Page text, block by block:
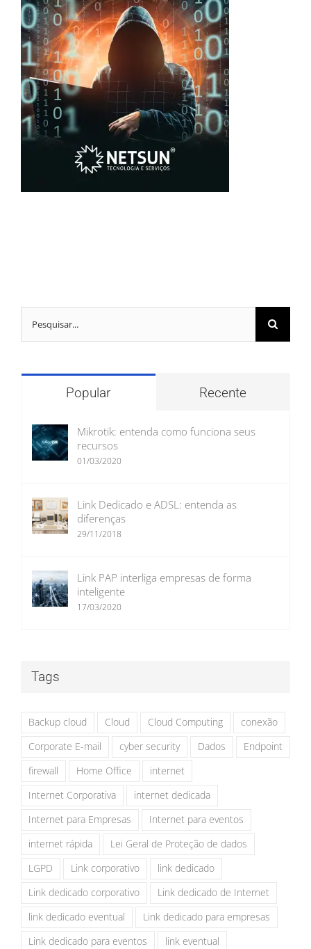
Popular Recente
Mikrotik: entenda como funciona seus
recursos
01/03/2020
Link Dedicado e ADSL: entenda as
diferenças
29/11/2018
Link PAP interliga empresas de forma
inteligente
17/03/2020
Tags
Backup cloud Cloud Cloud Computing
conexão
Corporate E-mail
cyber security Dados
Endpoint
firewall
Home Office
internet
Internet Corporativa
internet dedicada
Internet para Empresas
Internet para eventos
internet rápida
Lei Geral de Proteção de dados
LGPD
Link corporativo
link dedicado
Link dedicado corporativo
Link dedicado de Internet
link dedicado eventual
Link dedicado para empresas
Link dedicado para eventos
link eventual